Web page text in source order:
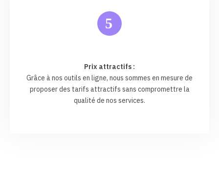
5
Prix attractifs :
Grâce à nos outils en ligne, nous sommes en mesure de
proposer des tarifs attractifs sans compromettre la
qualité de nos services.